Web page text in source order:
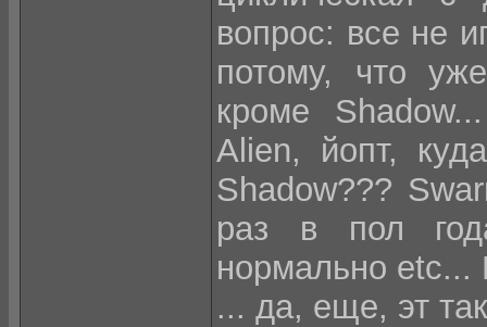
вопрос: все не
потому, что
кроме
Alien, йопт,
Shadow???
раз в пол
нормально
... да, еще, эт